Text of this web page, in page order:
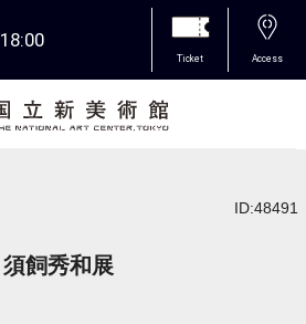
18:00
Ticket Access
ID:48491
須飼秀和展